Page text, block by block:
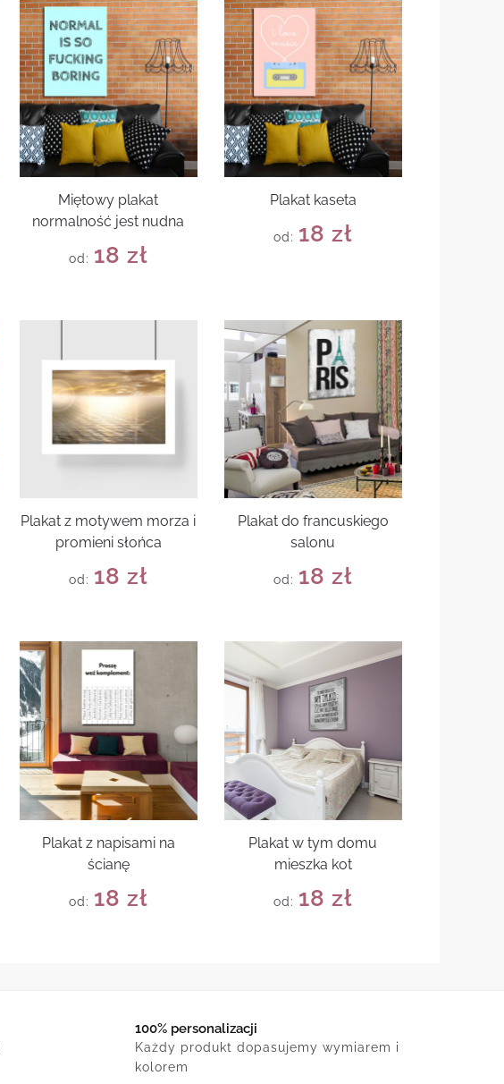
Miętowy plakat
normalność jest nudna
od: 18zł
Plakat kaseta
od: 18zł
Plakat z motywem morza i
promieni słońca
od: 18zł
Plakat do francuskiego
salonu
od: 18zł
Plakat z napisami na
ścianę
od: 18zł
Plakat w tym domu
mieszka kot
od: 18zł
100% personalizacji
Każdy produkt dopasujemy wymiarem i
kolorem